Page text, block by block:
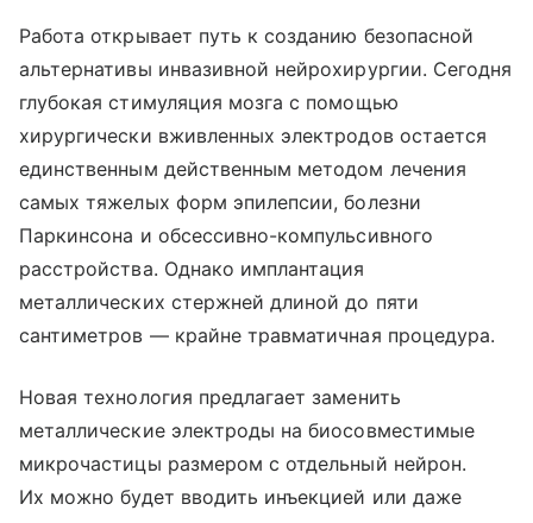
Работа открывает путь к созданию безопасной
альтернативы инвазивной нейрохирургии. Сегодня
глубокая стимуляция мозга с помощью
хирургически вживленных электродов остается
единственным действенным методом лечения
самых тяжелых форм эпилепсии, болезни
Паркинсона и обсессивно-компульсивного
расстройства. Однако имплантация
металлических стержней длиной до пяти
сантиметров — крайне травматичная процедура.
Новая технология предлагает заменить
металлические электроды на биосовместимые
микрочастицы размером с отдельный нейрон.
Их можно будет вводить инъекцией или даже